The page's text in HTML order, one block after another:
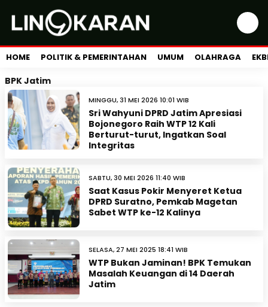
HOME POLITIK & PEMERINTAHAN UMUM OLAHRAGA
BPK Jatim
MINGGU, 31 MEI 2026 10:01 WIB
Sri Wahyuni DPRD Jatim Apresiasi
Bojonegoro Raih WTP 12 Kali
Berturut-turut, Ingatkan Soal
Integritas
SABTU, 30 MEI 2026 11:40 WIB
Saat Kasus Pokir Menyeret Ketua
DPRD Suratno, Pemkab Magetan
Sabet WTP ke-12 Kalinya
SELASA, 27 MEI 2025 18:41 WIB
WTP Bukan Jaminan! BPK Temukan
Masalah Keuangan di 14 Daerah
Jatim